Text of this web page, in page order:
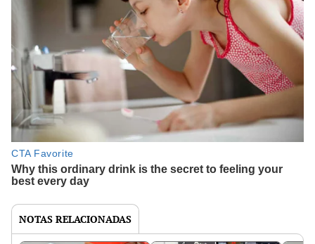
NOTAS RELACIONADAS